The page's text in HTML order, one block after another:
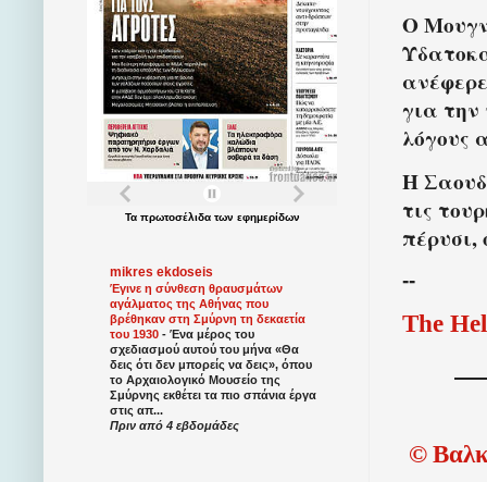
Ο
για την
λόγους
Η
τις
πέρυσι,
--
The
©
Τα πρωτοσέλιδατων εφημερίδων
mikres ekdoseis
Έγινε η σύνθεση θραυσμάτων
αγάλματος της Αθήνας που
βρέθηκαν στη Σμύρνη τη δεκαετία
του 1930 - Ένα μέρος του
σχεδιασμού αυτού του μήνα «Θα
δεις ότι δεν μπορείς να δεις», όπου
το Αρχαιολογικό Μουσείο της
Σμύρνης εκθέτει τα πιο σπάνια έργα
στις απ...
Πριν από 4 εβδομάδες